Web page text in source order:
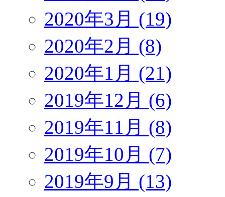
2020年3月 (19)
2020年2月 (8)
2020年1月 (21)
2019年12月 (6)
2019年11月 (8)
2019年10月 (7)
2019年9月 (13)